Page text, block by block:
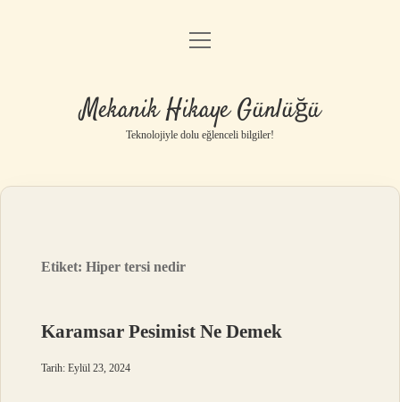
Anasayfa
Yasal Uyarı
menüyü
Mekanik Hikaye Günlüğü
Teknolojiyle dolu eğlenceli bilgiler!
Etiket:Hiper tersi nedir
Karamsar Pesimist Ne Demek
Tarih: Eylül 23, 2024